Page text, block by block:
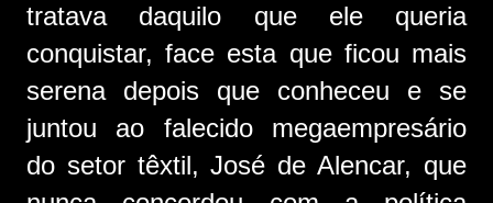
tratava daquilo que ele queria
conquistar, face esta que ficou mais
serena depois que conheceu e se
juntou ao falecido megaempresário
do setor têxtil, José de Alencar, que